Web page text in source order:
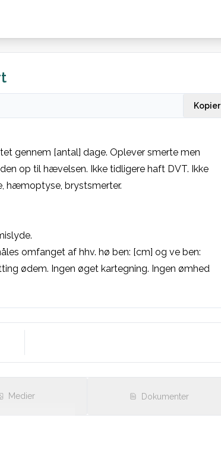
Kopier
gennem [antal] dage. Oplever smerte men
op til hævelsen. Ikke tidligere haft DVT. Ikke
hæmoptyse, brystsmerter.
omfanget af hhv. hø ben: [cm] og ve ben:
ødem. Ingen øget kartegning. Ingen ømhed
Medier Dokumenter